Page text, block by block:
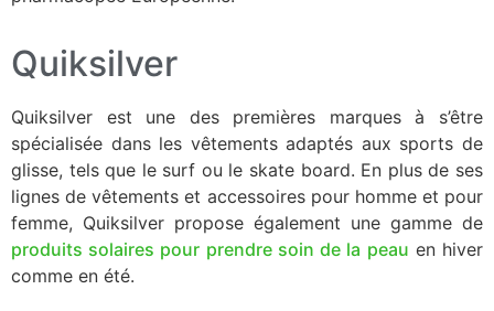
Quiksilver
Quiksilver est une des premières marques à s’être
spécialisée dans les vêtements adaptés aux sports de
glisse, tels que le surf ou le skate board. En plus de ses
lignes de vêtements et accessoires pour homme et pour
femme, Quiksilver propose également une gamme de
produits solaires pour prendre soin de la peau en hiver
comme en été.